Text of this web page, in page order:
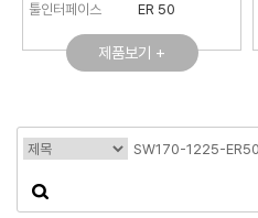
툴인터페이스
ER 50
제품보기 +